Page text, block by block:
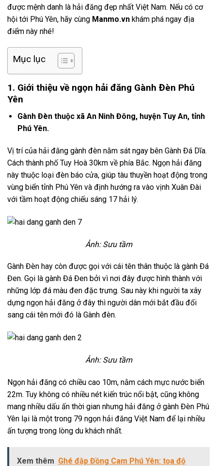
được mệnh danh là hải đăng đẹp nhất Việt Nam. Nếu có cơ
hội tới Phú Yên, hãy cùng Manmo.vn khám phá ngay địa
điểm này nhé!
Mục lục
1. Giới thiệu về ngọn hải đăng Gành Đèn Phú
Yên
Gành Đèn thuộc xã An Ninh Đông, huyện Tuy An, tỉnh
Phú Yên.
Vị trí của hải đăng gành đèn nằm sát ngay bên Gành Đá Dĩa.
Cách thành phố Tuy Hoà 30km về phía Bắc. Ngọn hải đăng
này thuộc loại đèn báo cửa, giúp tàu thuyền hoạt động trong
vùng biển tỉnh Phú Yên và định hướng ra vào vịnh Xuân Đài
với tầm hoạt động chiếu sáng 17 hải lý.
Ảnh: Sưu tầm
Gành Đèn hay còn được gọi với cái tên thân thuộc là gành Đá
Đen. Gọi là gành Đá Đen bởi vì nơi đây được hình thành với
những lớp đá màu đen đặc trưng. Sau này khi người ta xây
dựng ngọn hải đăng ở đây thì người dân mới bắt đầu đổi
sang cái tên mới đó là Gành đèn.
Ảnh: Sưu tầm
Ngọn hải đăng có chiều cao 10m, nằm cách mực nước biển
22m. Tuy không có nhiều nét kiến trúc nổi bật, cũng không
mang nhiều dấu ấn thời gian nhưng hải đăng ở gành Đèn Phú
Yên lại là một trong 79 ngọn hải đăng Việt Nam để lại nhiều
ấn tượng trong lòng du khách nhất.
Xem thêm Ghé đập Đồng Cam Phú Yên: tọa độ